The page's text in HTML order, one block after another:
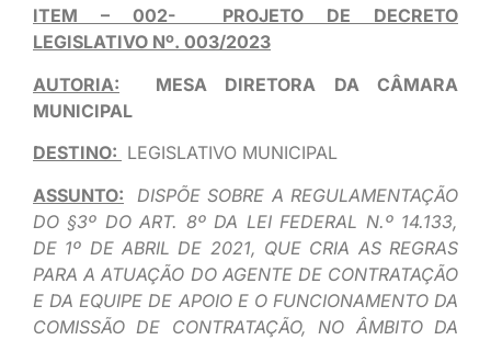
ITEM – 002- PROJETO DE DECRETO
LEGISLATIVO Nº. 003/2023
AUTORIA: MESA DIRETORA DA CÂMARA
MUNICIPAL
DESTINO: LEGISLATIVO MUNICIPAL
ASSUNTO:
DISPÕE SOBRE A REGULAMENTAÇÃO
DO §3º DO ART. 8º DA LEI FEDERAL N.º 14.133,
DE 1º DE ABRIL DE 2021, QUE CRIA AS REGRAS
PARA A ATUAÇÃO DO AGENTE DE CONTRATAÇÃO
E DA EQUIPE DE APOIO E O FUNCIONAMENTO DA
COMISSÃO DE CONTRATAÇÃO, NO ÂMBITO DA